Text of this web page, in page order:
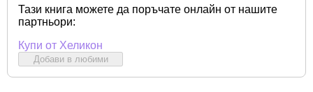
Тази книга можете да поръчате онлайн от нашите
партньори:
Купи от Хеликон
Добави в любими